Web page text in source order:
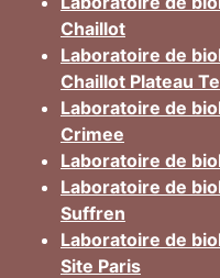
Chaillot
Laboratoire de
Chaillot Plateau
Laboratoire de
Crimee
Laboratoire de
Laboratoire de
Suffren
Laboratoire de
Site Paris